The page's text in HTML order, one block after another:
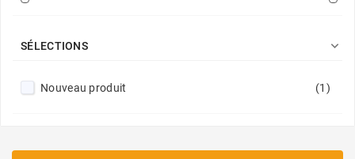
SÉLECTIONS 
Nouveau produit (1)